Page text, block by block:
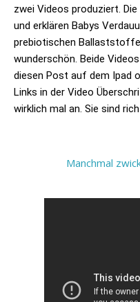
zwei Videos produziert.
und erklären Babys
prebiotischen
wunderschön. Beide
diesen Post auf dem Ipad
Links in der Video
wirklich mal an. Sie sind
Manchmal